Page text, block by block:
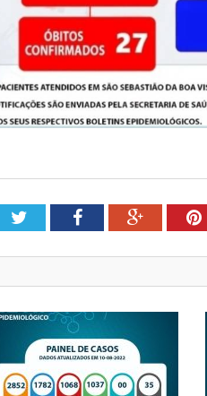
TwitterFacebookGoogle+